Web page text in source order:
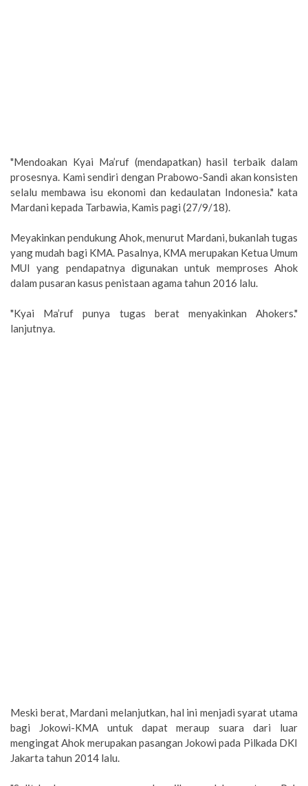
"Mendoakan Kyai Ma’ruf (mendapatkan) hasil terbaik dalam
prosesnya. Kami sendiri dengan Prabowo-Sandi akan konsisten
selalu membawa isu ekonomi dan kedaulatan Indonesia." kata
Mardani kepada Tarbawia, Kamis pagi (27/9/18).
Meyakinkan pendukung Ahok, menurut Mardani, bukanlah tugas
yang mudah bagi KMA. Pasalnya, KMA merupakan Ketua Umum
MUI yang pendapatnya digunakan untuk memproses Ahok
dalam pusaran kasus penistaan agama tahun 2016 lalu.
"Kyai Ma’ruf punya tugas berat menyakinkan Ahokers."
lanjutnya.
Meski berat, Mardani melanjutkan, hal ini menjadi syarat utama
bagi Jokowi-KMA untuk dapat meraup suara dari luar
mengingat Ahok merupakan pasangan Jokowi pada Pilkada DKI
Jakarta tahun 2014 lalu.